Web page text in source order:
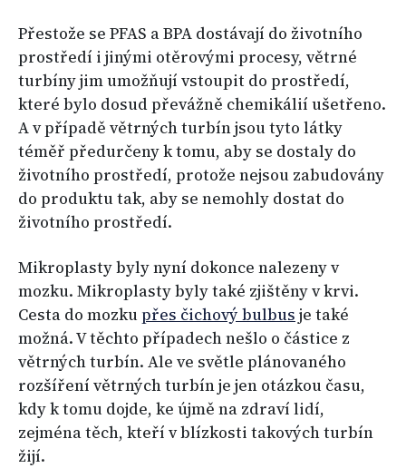
Přestože se PFAS a BPA dostávají do životního
prostředí i jinými otěrovými procesy, větrné
turbíny jim umožňují vstoupit do prostředí,
které bylo dosud převážně chemikálií ušetřeno.
A v případě větrných turbín jsou tyto látky
téměř předurčeny k tomu, aby se dostaly do
životního prostředí, protože nejsou zabudovány
do produktu tak, aby se nemohly dostat do
životního prostředí.
Mikroplasty byly nyní dokonce nalezeny v
mozku. Mikroplasty byly také zjištěny v krvi.
Cesta do mozkupřes čichový bulbus je také
možná. V těchto případech nešlo o částice z
větrných turbín. Ale ve světle plánovaného
rozšíření větrných turbín je jen otázkou času,
kdy k tomu dojde, ke újmě na zdraví lidí,
zejména těch, kteří v blízkosti takových turbín
žijí.